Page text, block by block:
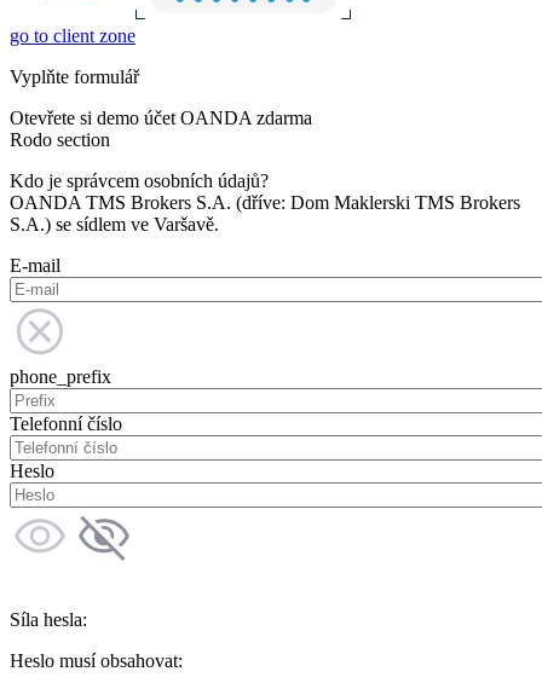
go to client zone
Vyplňte formulář
Otevřete si demo účet OANDA zdarma
Rodo section
Kdo je správcem osobních údajů?
OANDA TMS Brokers S.A. (dříve: Dom Maklerski TMS Brokers
S.A.) se sídlem ve Varšavě.
E-mail
phone_prefix
Telefonní číslo
Heslo
Síla hesla:
Heslo musí obsahovat: